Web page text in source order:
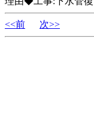
<<前 次>>